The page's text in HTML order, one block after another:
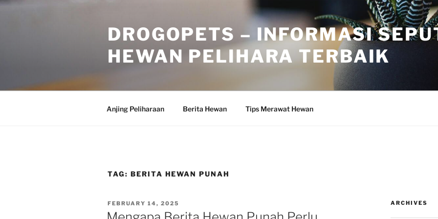
Skip
DROGOPETS – INFORMASI
HEWAN PELIHARA TERBAIK
Anjing Peliharaan Berita Hewan Tips Merawat Hewan
TAG: BERITA HEWAN PUNAH
POSTED
ON
FEBRUARY 14, 2025 ARCHIVES